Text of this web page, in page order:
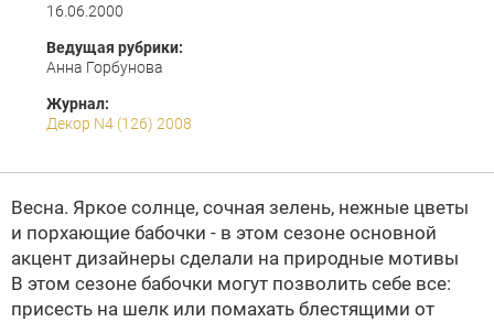
16.06.2000
Ведущая рубрики:
Анна Горбунова
Журнал:
Декор N4 (126) 2008
Весна. Яркое солнце, сочная зелень, нежные цветы
и порхающие бабочки - в этом сезоне основной
акцент дизайнеры сделали на природные мотивы
В этом сезоне бабочки могут позволить себе все:
присесть на шелк или помахать блестящими от